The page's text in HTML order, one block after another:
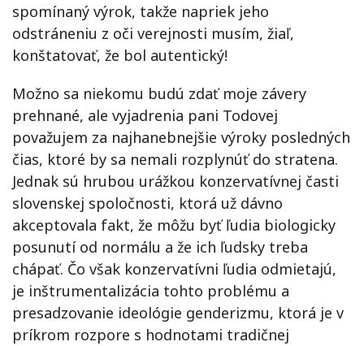
spomínaný výrok, takže napriek jeho
odstráneniu z oči verejnosti musím, žiaľ,
konštatovať, že bol autentický!
Možno sa niekomu budú zdať moje závery
prehnané, ale vyjadrenia pani Todovej
považujem za najhanebnejšie výroky posledných
čias, ktoré by sa nemali rozplynúť do stratena.
Jednak sú hrubou urážkou konzervatívnej časti
slovenskej spoločnosti, ktorá už dávno
akceptovala fakt, že môžu byť ľudia biologicky
posunutí od normálu a že ich ľudsky treba
chápať. Čo však konzervatívni ľudia odmietajú,
je inštrumentalizácia tohto problému a
presadzovanie ideológie genderizmu, ktorá je v
príkrom rozpore s hodnotami tradičnej